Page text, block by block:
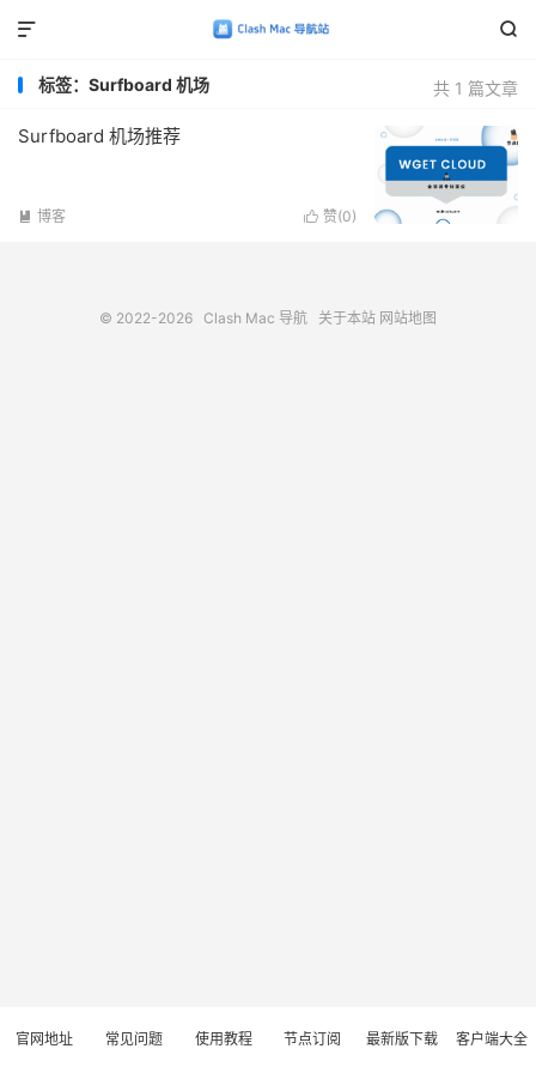


共 1 篇文章
标签：Surfboard 机场
Surfboard 机场推荐
 赞(0)
 博客
© 2022-2026 Clash Mac 导航 关于本站 网站地图
官网地址 常见问题 使用教程 节点订阅 最新版下载 客户端大全